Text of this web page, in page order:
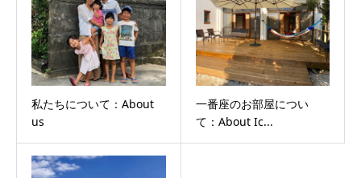
私たちについて：About
us
一番座のお部屋につい
て：About Ic...